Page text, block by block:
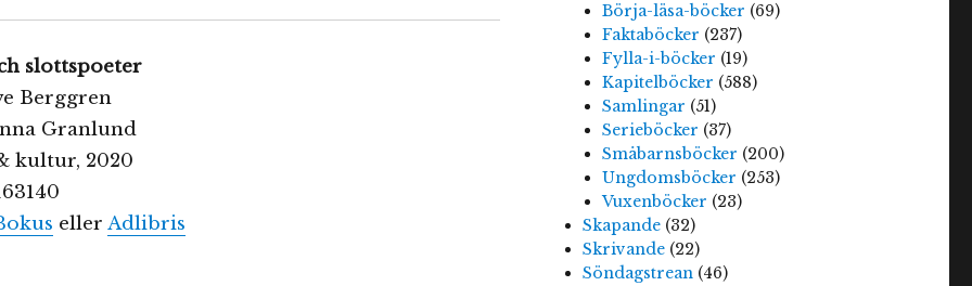
slottspoeter
Berggren
Granlund
kultur, 2020
eller Adlibris
Börja-läsa-böcker (69)
Faktaböcker (237)
Fylla-i-böcker (19)
Kapitelböcker (588)
Samlingar (51)
Serieböcker (37)
Småbarnsböcker (200)
Ungdomsböcker (253)
Vuxenböcker (23)
Skapande (32)
Skrivande (22)
Söndagstrean (46)